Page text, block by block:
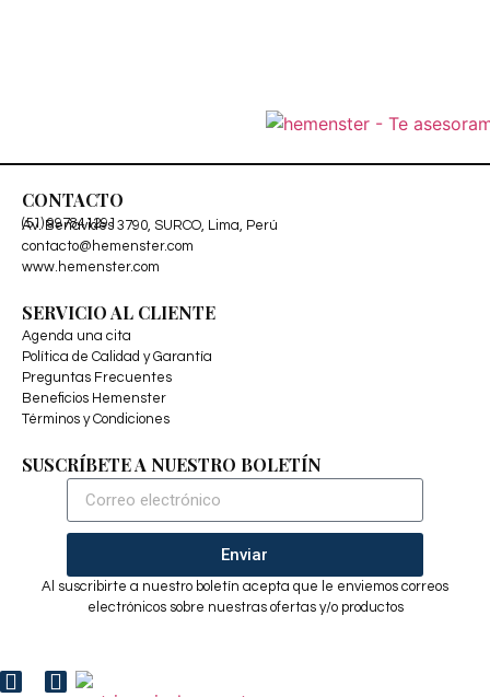
CONTACTO
(51) 997841291
Av. Benavides 3790, SURCO, Lima, Perú
contacto@hemenster.com
www.hemenster.com
SERVICIO AL CLIENTE
Agenda una cita
Política de Calidad y Garantía
Preguntas Frecuentes
Beneficios Hemenster
Términos y Condiciones
SUSCRÍBETE A NUESTRO BOLETÍN
Enviar
Al suscribirte a nuestro boletín acepta que le enviemos correos
electrónicos sobre nuestras ofertas y/o productos